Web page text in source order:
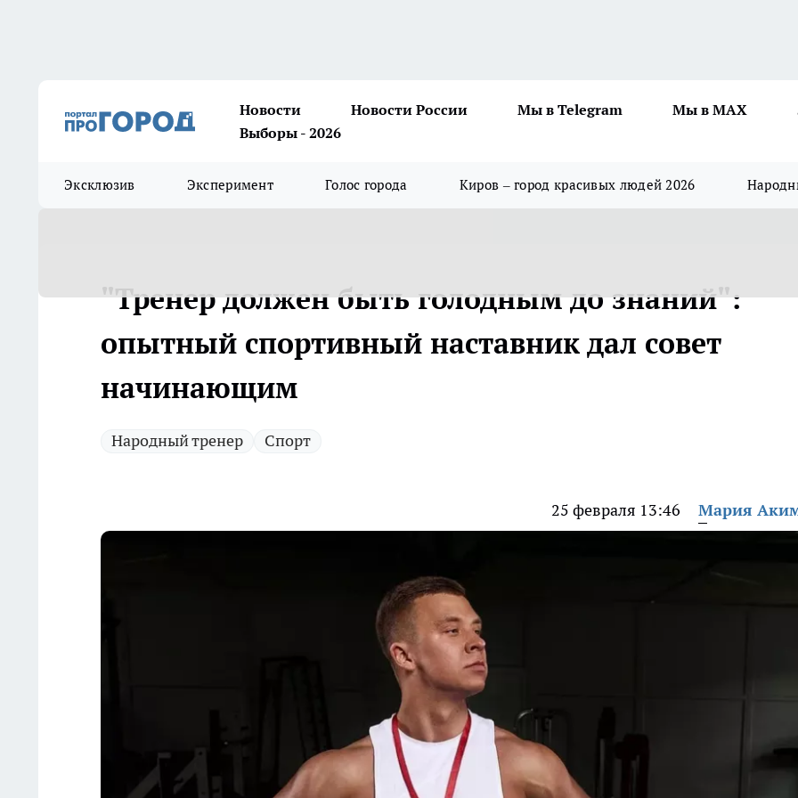
Новости Новости России Мы в Telegram Мы в MAX
Выборы - 2026
Эксклюзив Эксперимент Голос города Киров – город красивых людей 2026
"Тренер должен быть голодным до знаний":
опытный спортивный наставник дал совет
начинающим
Народный тренер Спорт
25 февраля 13:46 Мария